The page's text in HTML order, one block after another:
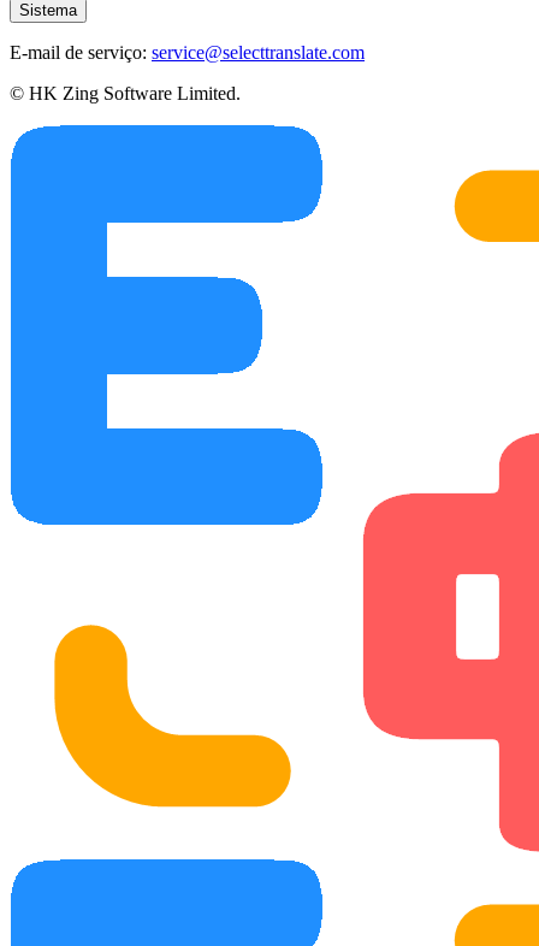
Sistema
E-mail de serviço: service@selecttranslate.com
© HK Zing Software Limited.